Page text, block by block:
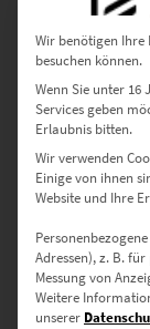
Wir benötigen Ihre
besuchen können.
Wenn Sie unter
Services geben
Erlaubnis bitten.
Wir verwenden
Einige von ihnen
Website und Ihre
Adressen), z. B.
Messung von
Weitere
unserer